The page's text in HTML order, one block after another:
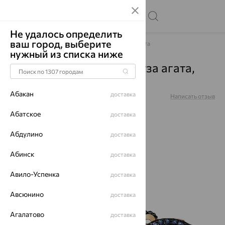
Главная Каталог Броши Агат/друза агата
Брошь, золото, агат/друза агата,
07-1-140-0951-012
Артикул: Написать отзыв
Не удалось определить
ваш город, выберите
нужный из списка ниже
Абакан доставка
Абатское доставка
Абдулино доставка
Абинск доставка
Авило-Успенка доставка
Авсюнино доставка
Агалатово доставка